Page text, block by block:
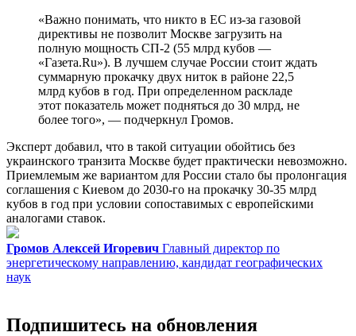
«Важно понимать, что никто в ЕС из-за газовой
директивы не позволит Москве загрузить на
полную мощность СП-2 (55 млрд кубов —
«Газета.Ru»). В лучшем случае России стоит ждать
суммарную прокачку двух ниток в районе 22,5
млрд кубов в год. При определенном раскладе
этот показатель может подняться до 30 млрд, не
более того», — подчеркнул Громов.
Эксперт добавил, что в такой ситуации обойтись без
украинского транзита Москве будет практически невозможно.
Приемлемым же вариантом для России стало бы пролонгация
соглашения с Киевом до 2030-го на прокачку 30-35 млрд
кубов в год при условии сопоставимых с европейскими
аналогами ставок.
Громов Алексей Игоревич Главный директор по
энергетическому направлению, кандидат географических
наук
Подпишитесь на обновления